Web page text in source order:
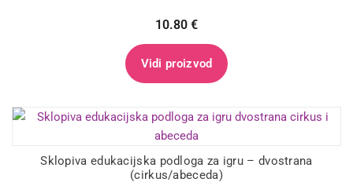
10.80 €
Vidi proizvod
Sklopiva edukacijska podloga za igru – dvostrana
(cirkus/abeceda)